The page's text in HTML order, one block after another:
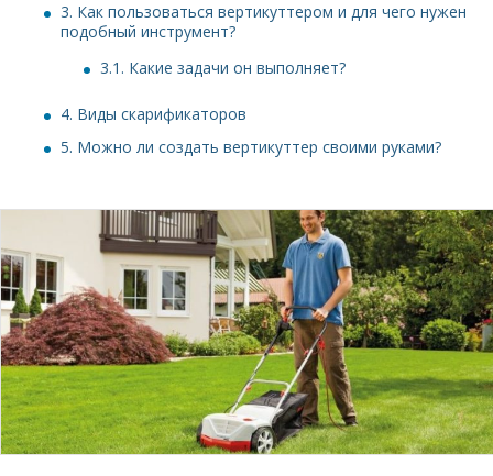
3. Как пользоваться вертикуттером и для чего нужен
подобный инструмент?
3.1. Какие задачи он выполняет?
4. Виды скарификаторов
5. Можно ли создать вертикуттер своими руками?